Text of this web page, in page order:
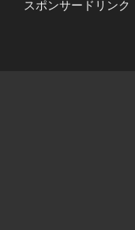
スポンサードリンク